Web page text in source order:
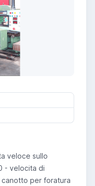
veloce sullo
- velocita di
per foratura